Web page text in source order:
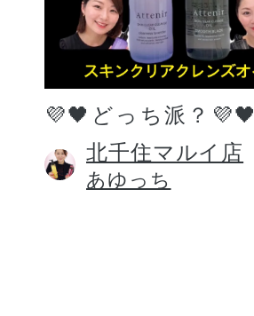
💜🖤どっち派？💜🖤
北千住マルイ店
あゆっち